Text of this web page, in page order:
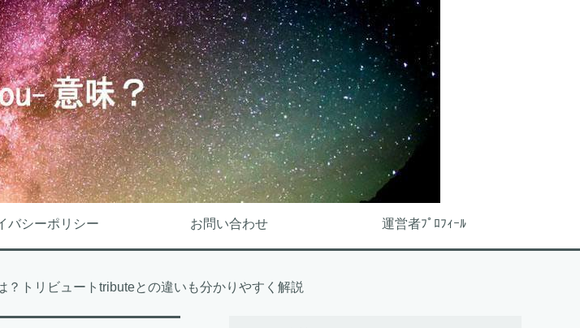
バシーポリシー お問い合わせ 運営者ﾌﾟﾛﾌｨｰﾙ
？トリビュートtributeとの違いも分かりやすく解説